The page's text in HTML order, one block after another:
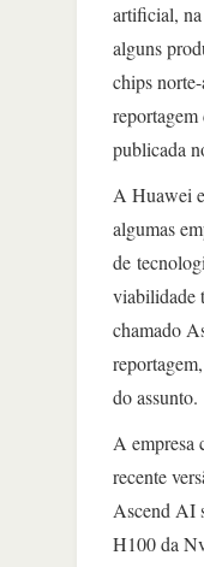
artificial, na
alguns
chips
publicada
A Huawei
algumas
de
viabilidade
chamado
do assunto.
A empresa
recente
Ascend AI
H100 da